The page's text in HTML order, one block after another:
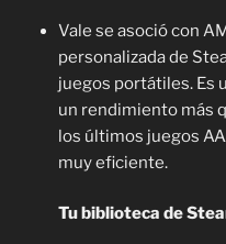
Vale se asoció con
personalizada de
juegos portátiles. Es
un rendimiento más
los últimos juegos
muy eficiente.
Tu biblioteca de